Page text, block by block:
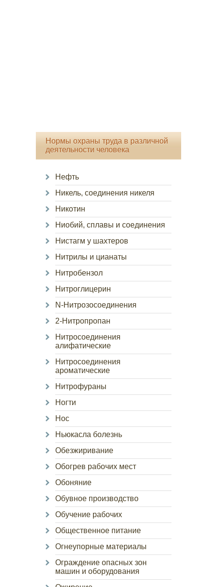
Нормы охраны труда в различной
деятельности человека
Нефть
Никель, соединения никеля
Никотин
Ниобий, сплавы и соединения
Нистагм у шахтеров
Нитрилы и цианаты
Нитробензол
Нитроглицерин
N-Нитрозосоединения
2-Нитропропан
Нитросоединения
алифатические
Нитросоединения
ароматические
Нитрофураны
Ногти
Нос
Ньюкасла болезнь
Обезжиривание
Обогрев рабочих мест
Обоняние
Обувное производство
Обучение рабочих
Общественное питание
Огнеупорные материалы
Ограждение опасных зон
машин и оборудования